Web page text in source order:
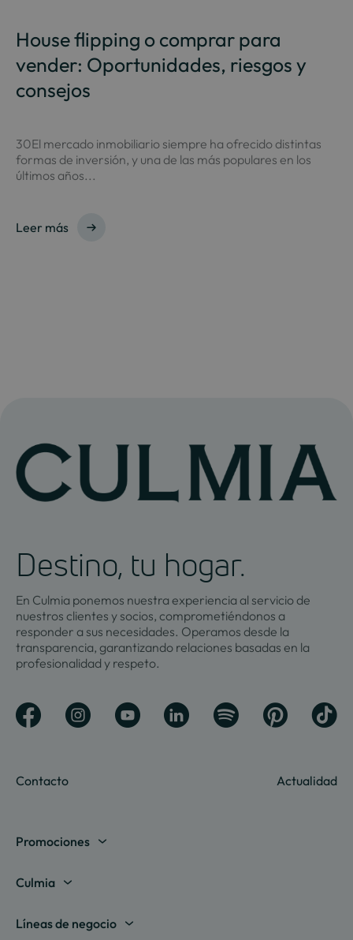
House flipping o comprar para
vender: Oportunidades, riesgos y
consejos
30El mercado inmobiliario siempre ha ofrecido distintas
formas de inversión, y una de las más populares en los
últimos años...
Leer más
Destino, tu hogar.
En Culmia ponemos nuestra experiencia al servicio de
nuestros clientes y socios, comprometiéndonos a
responder a sus necesidades. Operamos desde la
transparencia, garantizando relaciones basadas en la
profesionalidad y respeto.
Contacto Actualidad
Promociones
Madrid
Culmia
Sobre nosotros
Líneas de negocio